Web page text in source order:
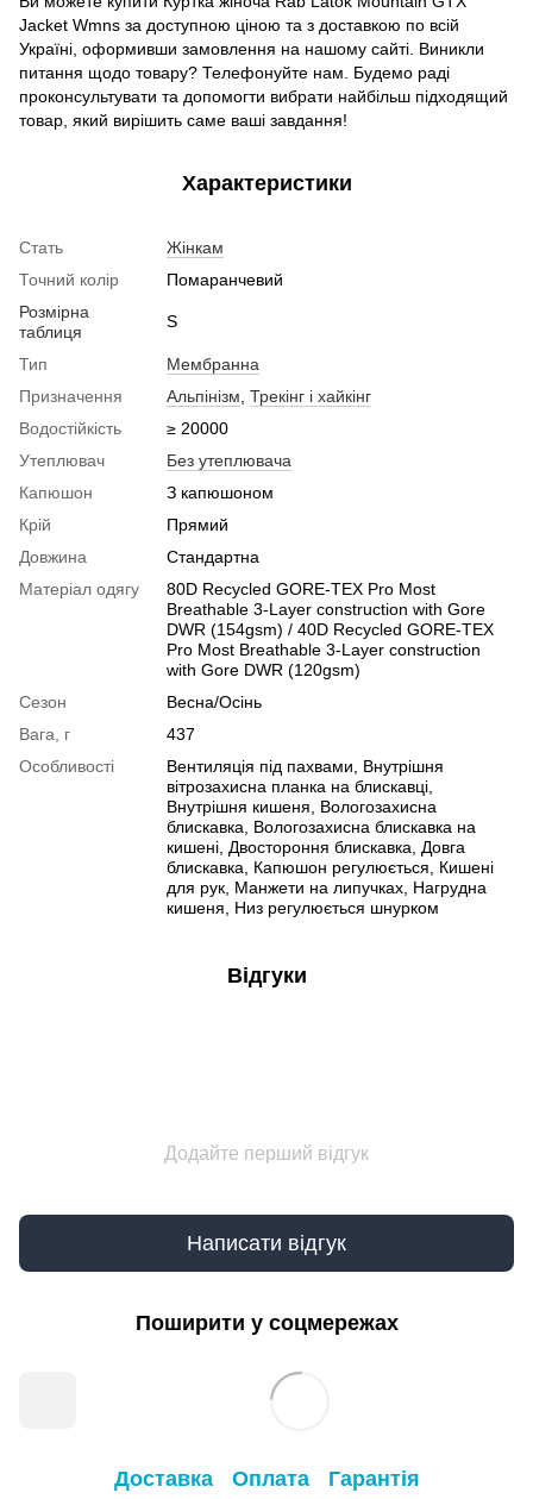
Jacket Wmns за доступною ціною та з доставкою по всій
Україні, оформивши замовлення на нашому сайті. Виникли
питання щодо товару? Телефонуйте нам. Будемо раді
проконсультувати та допомогти вибрати найбільш підходящий
товар, який вирішить саме ваші завдання!
Характеристики
Стать
Жінкам
Точний колір
Помаранчевий
Розмірна
таблиця
S
Тип
Мембранна
Призначення
Альпінізм, Трекінг і хайкінг
Водостійкість
≥ 20000
Утеплювач
Без утеплювача
Капюшон
З капюшоном
Крій
Прямий
Довжина
Стандартна
Матеріал одягу
80D Recycled GORE-TEX Pro Most
Breathable 3-Layer construction with Gore
DWR (154gsm) / 40D Recycled GORE-TEX
Pro Most Breathable 3-Layer construction
with Gore DWR (120gsm)
Сезон
Весна/Осінь
Вага, г
437
Особливості
Вентиляція під пахвами, Внутрішня
вітрозахисна планка на блискавці,
Внутрішня кишеня, Вологозахисна
блискавка, Вологозахисна блискавка на
кишені, Двостороння блискавка, Довга
блискавка, Капюшон регулюється, Кишені
для рук, Манжети на липучках, Нагрудна
кишеня, Низ регулюється шнурком
Відгуки
Додайте перший відгук
Написати відгук
Поширити у соцмережах
Доставка Оплата Гарантія